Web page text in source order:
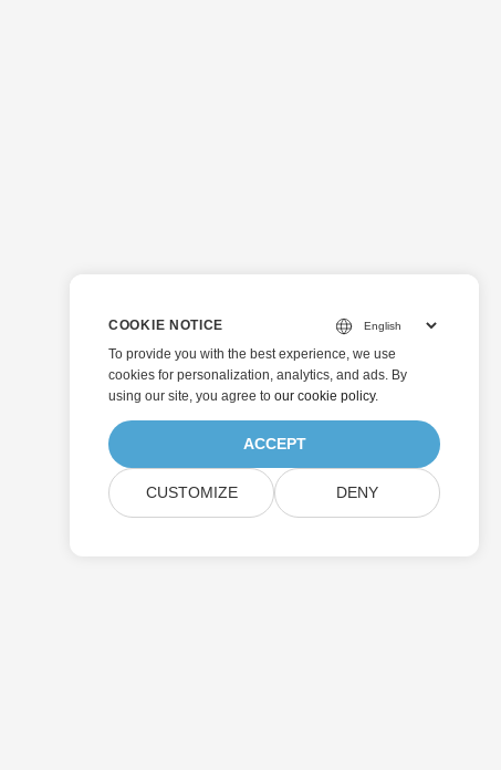
COOKIE NOTICE
To provide you with the best experience, we use
cookies for personalization, analytics, and ads. By
using our site, you agree to our cookie policy.
ACCEPT
CUSTOMIZE DENY